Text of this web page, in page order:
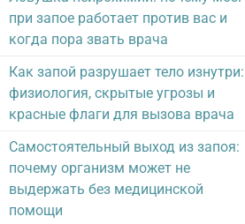
при запое работает против вас и
когда пора звать врача
Как запой разрушает тело изнутри:
физиология, скрытые угрозы и
красные флаги для вызова врача
Самостоятельный выход из запоя:
почему организм может не
выдержать без медицинской
помощи